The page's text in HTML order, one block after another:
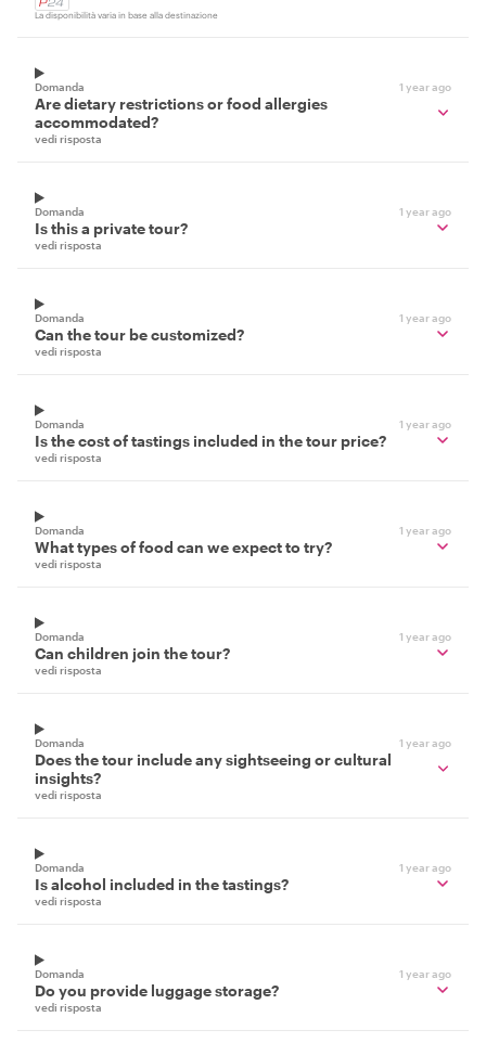
La disponibilità varia in base alla destinazione
Domanda 1 year ago
Are dietary restrictions or food allergies
accommodated?
vedi risposta
Domanda 1 year ago
Is this a private tour?
vedi risposta
Domanda 1 year ago
Can the tour be customized?
vedi risposta
Domanda 1 year ago
Is the cost of tastings included in the tour price?
vedi risposta
Domanda 1 year ago
What types of food can we expect to try?
vedi risposta
Domanda 1 year ago
Can children join the tour?
vedi risposta
Domanda 1 year ago
Does the tour include any sightseeing or cultural
insights?
vedi risposta
Domanda 1 year ago
Is alcohol included in the tastings?
vedi risposta
Domanda 1 year ago
Do you provide luggage storage?
vedi risposta